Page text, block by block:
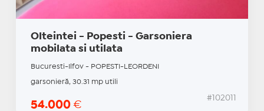
Olteintei - Popesti - Garsoniera
mobilata si utilata
Bucuresti-Ilfov - POPESTI-LEORDENI
garsonieră, 30.31 mp utili
54.000 €
#102011